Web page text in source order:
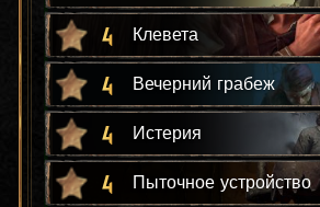
4 Клевета
4 Вечерний грабеж
4 Истерия
4 Пыточное устройство